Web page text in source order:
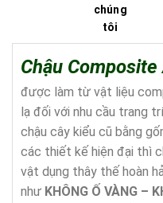
chúng
tôi
Chậu
được làm từ vật liệu
lạ đối với nhu cầu trang
chậu cây kiểu cũ bằng
các thiết kế hiện đại thì
vật dụng thây thế hoàn
như KHÔNG Ố VÀNG –